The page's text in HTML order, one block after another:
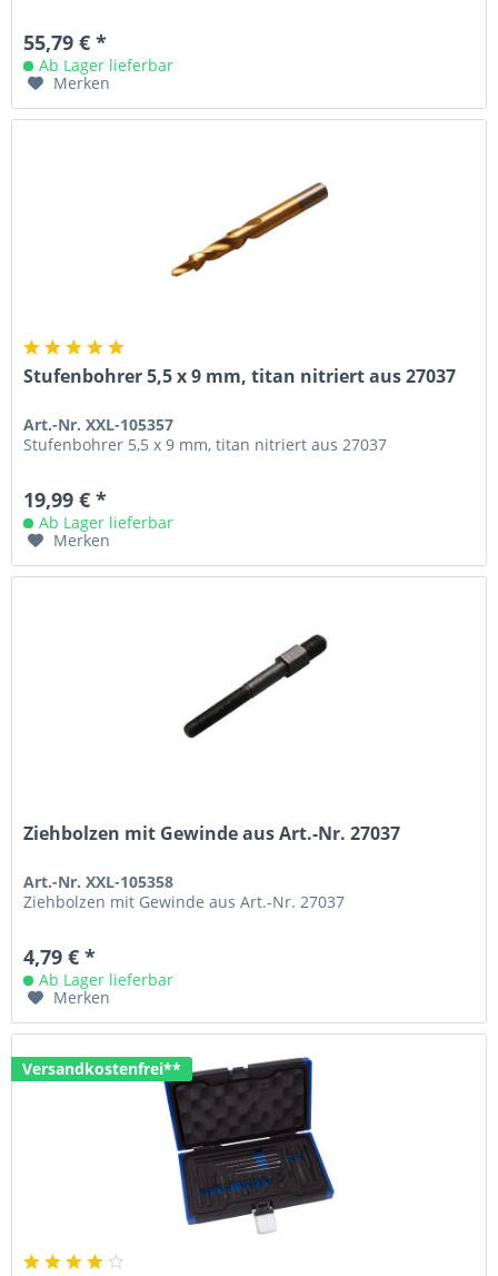
55,79 € *
Ab Lager lieferbar
Merken
Stufenbohrer 5,5 x 9 mm, titan nitriert aus 27037
Art.-Nr. XXL-105357
Stufenbohrer 5,5 x 9 mm, titan nitriert aus 27037
19,99 € *
Ab Lager lieferbar
Merken
Ziehbolzen mit Gewinde aus Art.-Nr. 27037
Art.-Nr. XXL-105358
Ziehbolzen mit Gewinde aus Art.-Nr. 27037
4,79 € *
Ab Lager lieferbar
Merken
Versandkostenfrei**